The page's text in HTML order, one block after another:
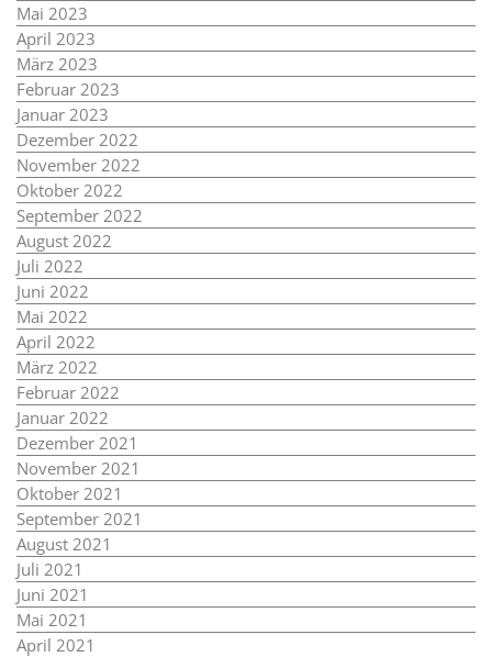
Mai 2023
April 2023
März 2023
Februar 2023
Januar 2023
Dezember 2022
November 2022
Oktober 2022
September 2022
August 2022
Juli 2022
Juni 2022
Mai 2022
April 2022
März 2022
Februar 2022
Januar 2022
Dezember 2021
November 2021
Oktober 2021
September 2021
August 2021
Juli 2021
Juni 2021
Mai 2021
April 2021